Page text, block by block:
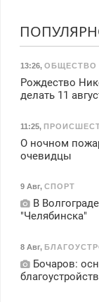
13:26, ОБЩЕСТВО
Рождество
делать 11
11:25,
О ночном
очевидцы
9 Авг, СПОРТ
В
"Челябинска"
8 Авг,
Бочаров: